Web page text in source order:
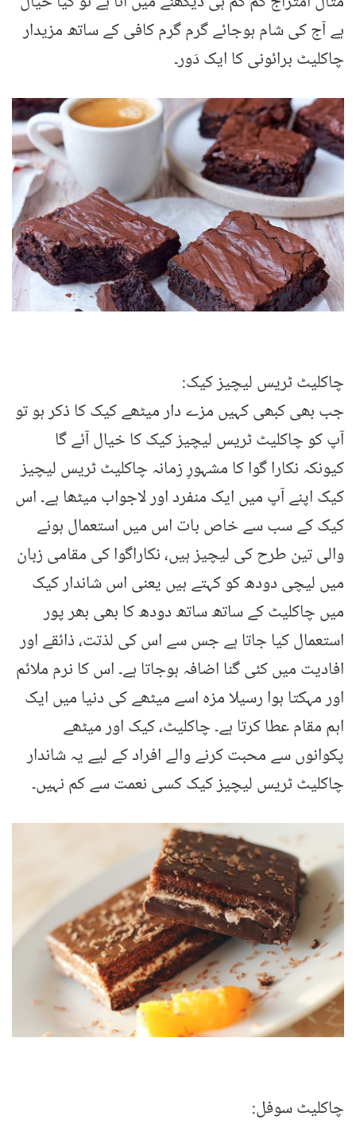
ہے آج کی شام ہوجائے گرم گرم کافی کے ساتھ مزیدار
چاکلیٹ برائونی کا ایک دَور۔
چاکلیٹ ٹریس لیچیز کیک:
جب بھی کبھی کہیں مزے دار میٹھے کیک کا ذکر ہو تو
آپ کو چاکلیٹ ٹریس لیچیز کیک کا خیال آئے گا
کیونکہ نکارا گوا کا مشہورِ زمانہ چاکلیٹ ٹریس لیچیز
کیک اپنے آپ میں ایک منفرد اور لاجواب میٹھا ہے۔ اس
کیک کے سب سے خاص بات اس میں استعمال ہونے
والی تین طرح کی لیچیز ہیں، نکاراگوا کی مقامی زبان
میں لیچی دودھ کو کہتے ہیں یعنی اس شاندار کیک
میں چاکلیٹ کے ساتھ ساتھ دودھ کا بھی بھر پور
استعمال کیا جاتا ہے جس سے اس کی لذتت، ذائقے اور
افادیت میں کئی گنا اضافہ ہوجاتا ہے۔ اس کا نرم ملائم
اور مہکتا ہوا رسیلا مزہ اسے میٹھے کی دنیا میں ایک
اہم مقام عطا کرتا ہے۔ چاکلیٹ، کیک اور میٹھے
پکوانوں سے محبت کرنے والے افراد کے لیے یہ شاندار
چاکلیٹ ٹریس لیچیز کیک کسی نعمت سے کم نہیں۔
چاکلیٹ سوفل: